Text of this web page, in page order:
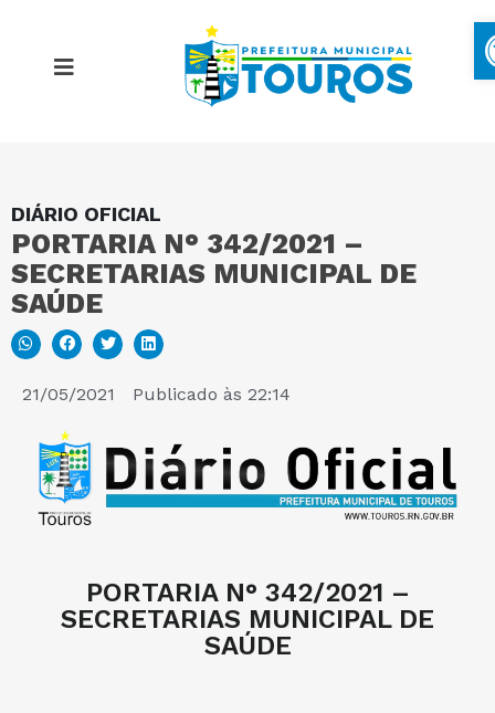
DIÁRIO OFICIAL
PORTARIA N° 342/2021 –
SECRETARIAS MUNICIPAL DE
SAÚDE
21/05/2021 Publicado às 22:14
PORTARIA N° 342/2021 –
SECRETARIAS MUNICIPAL DE
SAÚDE
MAPA DO SITE
PORTAL DA TRANSPARÊNCIA
E-SIC
PERGUNTAS FREQUENTES